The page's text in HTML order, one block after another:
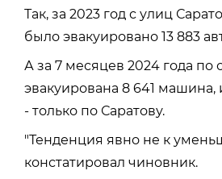
Так, за 2023 год с улиц
было эвакуировано 13 883
А за 7 месяцев 2024 года по
эвакуирована 8 641 машина,
- только по Саратову.
"Тенденция явно не к
констатировал чиновник.